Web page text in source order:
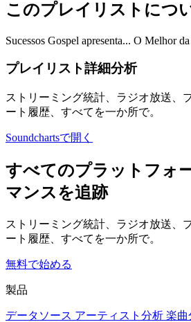
このプレイリストにつ
Sucessos Gospel apresenta... O Melhor
プレイリスト詳細分析
ストリーミング統計、ラジオ放送、
ート履歴、すべてを一か所で。
Soundchartsで開く
すべてのプラットフォ
マンスを追跡
ストリーミング統計、ラジオ放送、
ート履歴、すべてを一か所で。
無料で始める
製品
データソース アーティスト分析 楽曲